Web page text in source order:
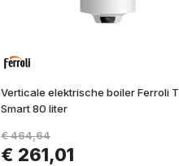
Verticale elektrische boiler Ferroli
Smart 80 liter
€ 261,01
€ 464,64